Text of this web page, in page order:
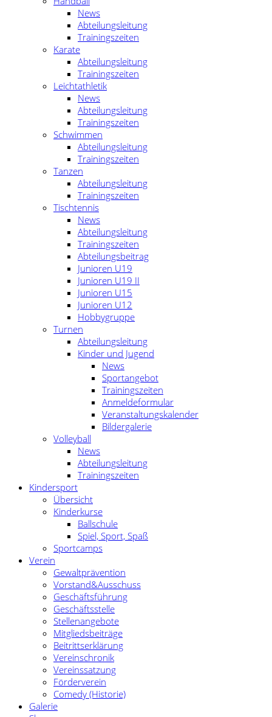
News
Abteilungsleitung
Trainingszeiten
Karate
Abteilungsleitung
Trainingszeiten
Leichtathletik
News
Abteilungsleitung
Trainingszeiten
Schwimmen
Abteilungsleitung
Trainingszeiten
Tanzen
Abteilungsleitung
Trainingszeiten
Tischtennis
News
Abteilungsleitung
Trainingszeiten
Abteilungsbeitrag
Junioren U19
Junioren U19 II
Junioren U15
Junioren U12
Hobbygruppe
Turnen
Abteilungsleitung
Kinder und Jugend
News
Sportangebot
Trainingszeiten
Anmeldeformular
Veranstaltungskalender
Bildergalerie
Volleyball
News
Abteilungsleitung
Trainingszeiten
Kindersport
Übersicht
Kinderkurse
Ballschule
Spiel, Sport, Spaß
Sportcamps
Verein
Gewaltprävention
Vorstand&Ausschuss
Geschäftsführung
Geschäftsstelle
Stellenangebote
Mitgliedsbeiträge
Beitrittserklärung
Vereinschronik
Vereinssatzung
Förderverein
Comedy (Historie)
Galerie